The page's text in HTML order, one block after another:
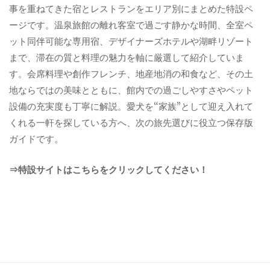
事を重ねてきた宿とレストランをエリア別にまとめた特設ペ
ージです。温泉旅館の離れ客室で過ごす静かな時間、全室ペ
ット同伴可能な専用宿、デザイナーズホテルや湖畔リゾート
まで、滞在の質と料理の魅力を軸に厳選して紹介していま
す。会席料理や創作フレンチ、地産地消の和食など、その土
地ならではの美味とともに、館内での過ごしやすさやペット
設備の充実度も丁寧に解説。愛犬を“家族”として迎え入れて
くれる一軒を探している方へ、次の旅先選びに役立つ保存版
ガイドです。
⇒特設サイトはこちらをクリックしてください！